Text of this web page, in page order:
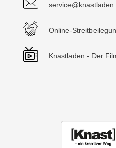
Online-
Knastladen - Der